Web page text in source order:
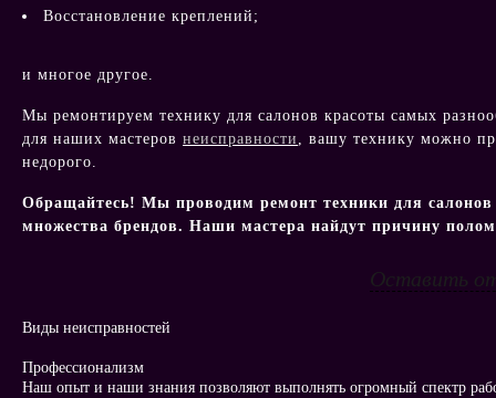
Восстановление креплений;
и многое другое.
Мы ремонтируем технику для салонов красоты самых
для наших мастеров неисправности , вашу технику можно
недорого.
Обращайтесь! Мы проводим ремонт техники для
множества брендов. Наши мастера найдут причину
Оставить
Виды неисправностей
Профессионализм
Наш опыт и наши знания позволяют выполнять огромный спектр